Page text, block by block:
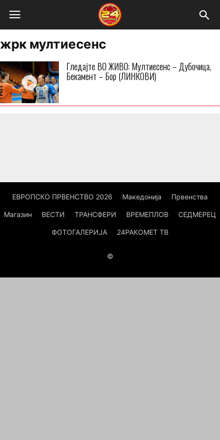
жрк мултиесенс
Гледајте ВО ЖИВО: Мултиесенс – Дубочица,
Бекамент – Бор (ЛИНКОВИ)
ЕВРОПСКО ПРВЕНСТВО 2026 Македонија Првенства
Магазин ВЕСТИ ТРАНСФЕРИ ВРЕМЕПЛОВ СЕДМЕРЕЦ
ФОТОГАЛЕРИЈА 24РАКОМЕТ ТВ
©